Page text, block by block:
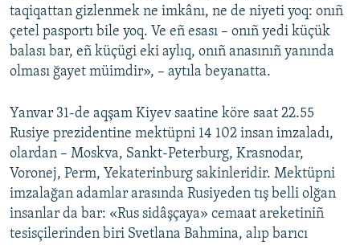
QOŞULIÑIZ!
taqiqattan gizlenmek ne imkânı, ne de niyeti yoq: onıñ
çetel pasportı bile yoq. Ve eñ esası – onıñ yedi küçük
balası bar, eñ küçügi eki aylıq, onıñ anasınıñ yanında
olması ğayet müimdir», – aytıla beyanatta.
Yanvar 31-de aqşam Kiyev saatine köre saat 22.55
Rusiye prezidentine mektüpni 14 102 insan imzaladı,
olardan – Moskva, Sankt-Peterburg, Krasnodar,
Voronej, Perm, Yekaterinburg sakinleridir. Mektüpni
imzalağan adamlar arasında Rusiyeden tış belli olğan
insanlar da bar: «Rus sidâşçaya» cemaat areketiniñ
tesisçilerinden biri Svetlana Bahmina, alıp barıcı